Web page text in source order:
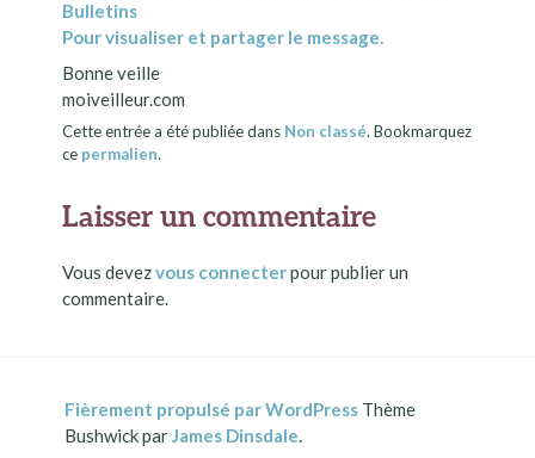
Bulletins
Pour visualiser et partager le message.
Bonne veille
moiveilleur.com
Cette entrée a été publiée dans Non classé. Bookmarquez
ce permalien.
Laisser un commentaire
Vous devezvous connecterpour publier un
commentaire.
Fièrement propulsé par WordPress Thème
Bushwick parJames Dinsdale.